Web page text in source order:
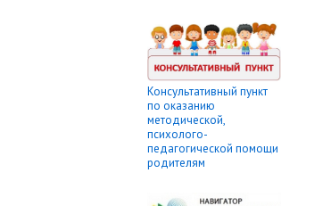
Консультативный пункт
по оказанию
методической,
психолого-
педагогической помощи
родителям